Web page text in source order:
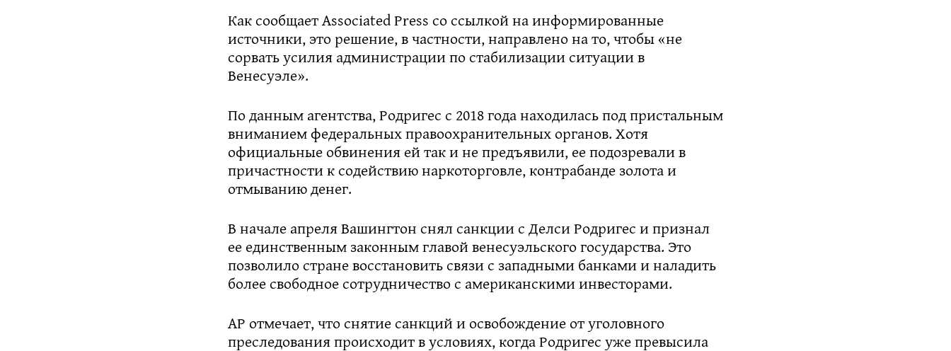
Как сообщает Associated Press со ссылкой на информированные
источники, это решение, в частности, направлено на то, чтобы «не
сорвать усилия администрации по стабилизации ситуации в
Венесуэле».
По данным агентства, Родригес с 2018 года находилась под пристальным
вниманием федеральных правоохранительных органов. Хотя
официальные обвинения ей так и не предъявили, ее подозревали в
причастности к содействию наркоторговле, контрабанде золота и
отмыванию денег.
В начале апреля Вашингтон снял санкции с Делси Родригес и признал
ее единственным законным главой венесуэльского государства. Это
позволило стране восстановить связи с западными банками и наладить
более свободное сотрудничество с американскими инвесторами.
AP отмечает, что снятие санкций и освобождение от уголовного
преследования происходит в условиях, когда Родригес уже превысила